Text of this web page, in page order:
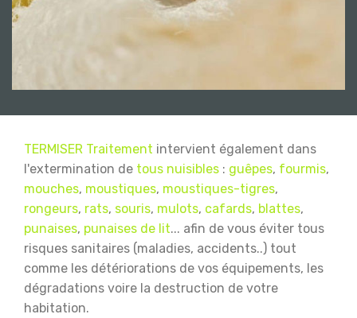
TERMISER Traitement intervient également dans
l'extermination de tous nuisibles : guêpes, fourmis,
mouches, moustiques, moustiques-tigres,
rongeurs, rats, souris, mulots, cafards, blattes,
punaises, punaises de lit... afin de vous éviter tous
risques sanitaires (maladies, accidents..) tout
comme les détériorations de vos équipements, les
dégradations voire la destruction de votre
habitation.